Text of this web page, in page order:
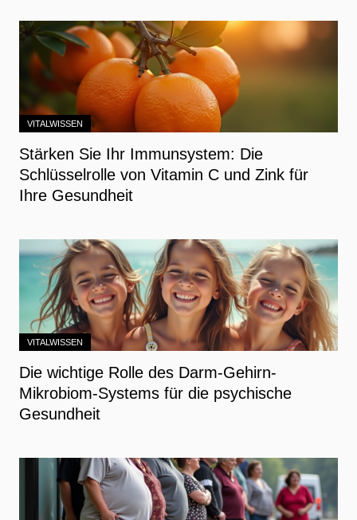
VITALWISSEN
Stärken Sie Ihr Immunsystem: Die
Schlüsselrolle von Vitamin C und Zink für
Ihre Gesundheit
VITALWISSEN
Die wichtige Rolle des Darm-Gehirn-
Mikrobiom-Systems für die psychische
Gesundheit